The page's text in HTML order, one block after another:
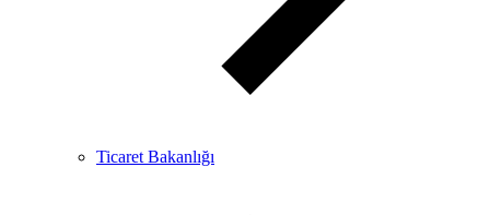
Ticaret Bakanlığı